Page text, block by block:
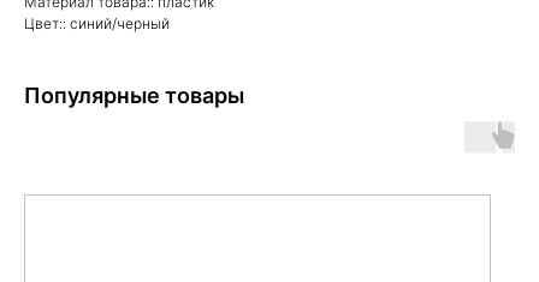
Цвет:: синий/черный
Популярные товары